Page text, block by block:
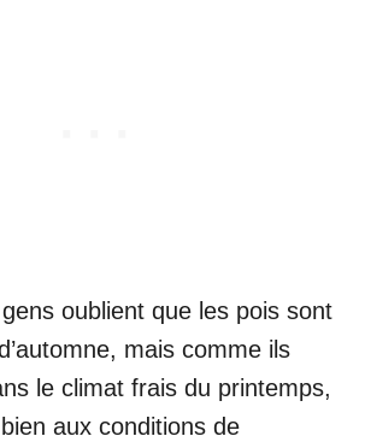
oublient que les pois sont
mais comme ils
le climat frais du printemps,
aux conditions de